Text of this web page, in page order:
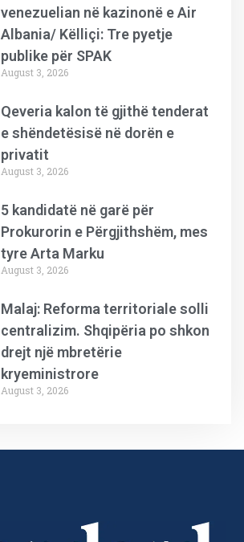
venezuelian në kazinonë e Air
Albania/ Këlliçi: Tre pyetje
publike për SPAK
August 3, 2026
Qeveria kalon të gjithë tenderat
e shëndetësisë në dorën e
privatit
August 3, 2026
5 kandidatë në garë për
Prokurorin e Përgjithshëm, mes
tyre Arta Marku
August 3, 2026
Malaj: Reforma territoriale solli
centralizim. Shqipëria po shkon
drejt një mbretërie
kryeministrore
August 3, 2026